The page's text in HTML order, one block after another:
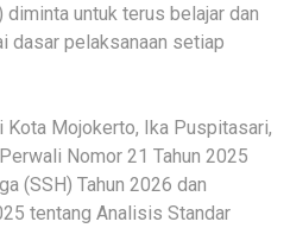
untuk terus belajar dan
dasar pelaksanaan setiap
Kota Mojokerto, Ika Puspitasari,
Nomor 21 Tahun 2025
(SSH) Tahun 2026 dan
tentang Analisis Standar